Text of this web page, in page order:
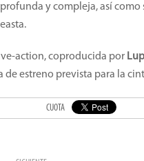
profunda y compleja, así como
action, coproducida por
de estreno prevista para la
CUOTA